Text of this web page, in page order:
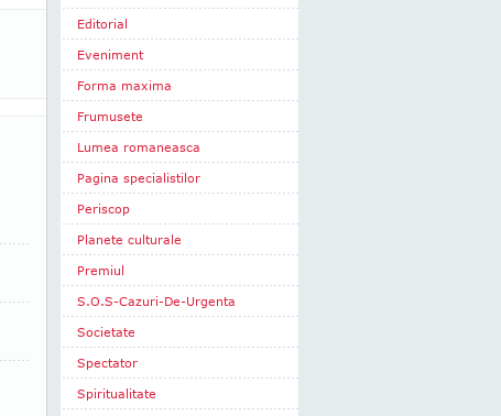
Editorial
Eveniment
Forma maxima
Frumusete
Lumea romaneasca
Pagina specialistilor
Periscop
Planete culturale
Premiul
S.O.S-Cazuri-De-Urgenta
Societate
Spectator
Spiritualitate